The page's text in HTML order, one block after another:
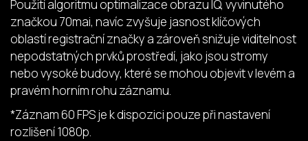
Použití algoritmu optimalizace obrazu IQ, vyvinutého
značkou 70mai, navíc zvyšuje jasnost klíčových
oblastí registrační značky a zároveň snižuje viditelnost
nepodstatných prvků prostředí, jako jsou stromy
nebo vysoké budovy, které se mohou objevit v levém a
pravém horním rohu záznamu.
*Záznam 60 FPS je k dispozici pouze při nastavení
rozlišení 1080p.